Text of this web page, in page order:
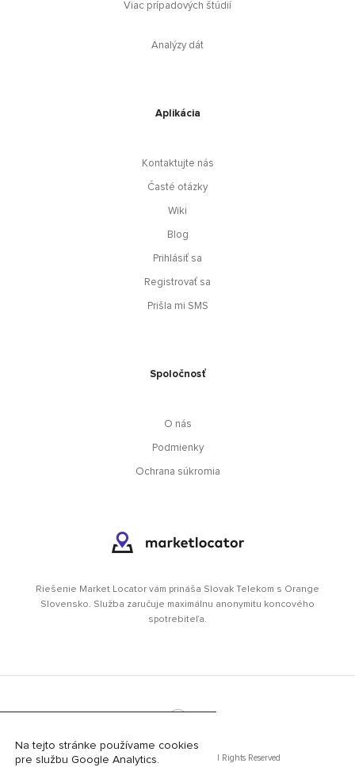
Viac prípadových štúdií
Analýzy dát
Aplikácia
Kontaktujte nás
Časté otázky
Wiki
Blog
Prihlásiť sa
Registrovať sa
Prišla mi SMS
Spoločnosť
O nás
Podmienky
Ochrana súkromia
Riešenie Market Locator vám prináša Slovak Telekom s Orange
Slovensko. Služba zaručuje maximálnu anonymitu koncového
spotrebiteľa.
©
Slovak Telekom, a.s. 2013 - 2020 | All Rights Reserved
Na tejto stránke používame cookies
pre službu Google Analytics.